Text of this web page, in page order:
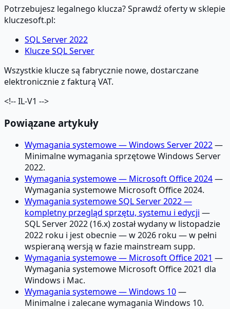
Potrzebujesz legalnego klucza? Sprawdź oferty w sklepie
kluczesoft.pl:
SQL Server 2022
Klucze SQL Server
Wszystkie klucze są fabrycznie nowe, dostarczane
elektronicznie z fakturą VAT.
<!-- IL-V1 -->
Powiązane artykuły
Wymagania systemowe — Windows Server 2022—
Minimalne wymagania sprzętowe Windows Server
2022.
Wymagania systemowe — Microsoft Office 2024—
Wymagania systemowe Microsoft Office 2024.
Wymagania systemowe SQL Server 2022 —
kompletny przegląd sprzętu, systemu i edycji —
SQL Server 2022 (16.x) został wydany w listopadzie
2022 roku i jest obecnie — w 2026 roku — w pełni
wspieraną wersją w fazie mainstream supp.
Wymagania systemowe — Microsoft Office 2021 —
Wymagania systemowe Microsoft Office 2021 dla
Windows i Mac.
Wymagania systemowe — Windows 10—
Minimalne i zalecane wymagania Windows 10.